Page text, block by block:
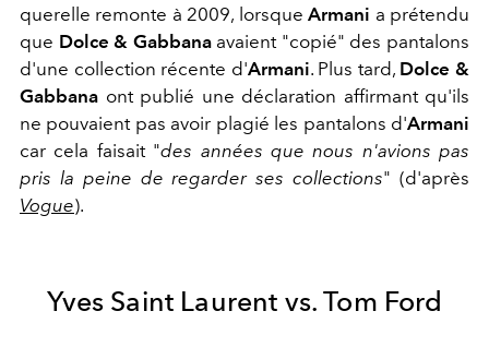
querelle remonte à 2009, lorsqueArmani a prétendu
que Dolce & Gabbanaavaient "copié" des pantalons
d'une collection récente d'Armani. Plus tard, Dolce &
Gabbana ont publié une déclaration affirmant qu'ils
ne pouvaient pas avoir plagié les pantalons d'Armani
car cela faisait "des années que nous n'avions pas
pris la peine de regarder ses collections" (d'après
Vogue).
Yves Saint Laurent vs. Tom Ford